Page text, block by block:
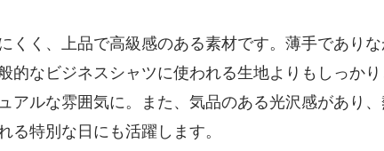
く、上品で高級感のある素材です。薄手であり
的なビジネスシャツに使われる生地よりもしっか
アルな雰囲気に。また、気品のある光沢感があり
る特別な日にも活躍します。